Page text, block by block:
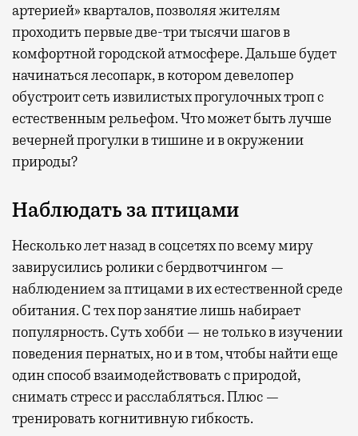
артерией» кварталов, позволяя жителям
проходить первые две-три тысячи шагов в
комфортной городской атмосфере. Дальше будет
начинаться лесопарк, в котором девелопер
обустроит сеть извилистых прогулочных троп с
естественным рельефом. Что может быть лучше
вечерней прогулки в тишине и в окружении
природы?
Наблюдать за птицами
Несколько лет назад в соцсетях по всему миру
завирусились ролики с бердвотчингом —
наблюдением за птицами в их естественной среде
обитания. С тех пор занятие лишь набирает
популярность. Суть хобби — не только в изучении
поведения пернатых, но и в том, чтобы найти еще
один способ взаимодействовать с природой,
снимать стресс и расслабляться. Плюс —
тренировать когнитивную гибкость.